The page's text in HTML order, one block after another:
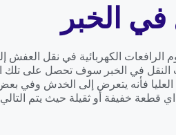
الخبر
الكهربائية في نقل العفش
في الخبر سوف تحصل على تلك
العليا فأنه يتعرض إلى الخدش
قطعة خفيفة أو ثقيلة حيث يتم